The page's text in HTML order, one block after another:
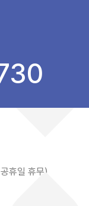
휴일 휴무)